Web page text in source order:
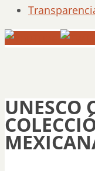
UNESCO